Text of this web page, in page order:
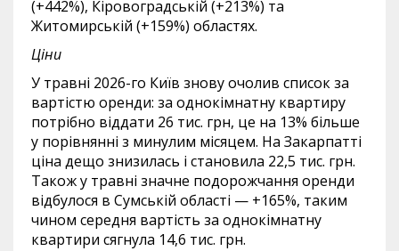
(+442%), Кіровоградській (+213%) та
Житомирській (+159%) областях.
Ціни
У травні 2026-го Київ знову очолив список за
вартістю оренди: за однокімнатну квартиру
потрібно віддати 26 тис. грн, це на 13% більше
у порівнянні з минулим місяцем. На Закарпатті
ціна дещо знизилась і становила 22,5 тис. грн.
Також у травні значне подорожчання оренди
відбулося в Сумській області — +165%, таким
чином середня вартість за однокімнатну
квартири сягнула 14,6 тис. грн.